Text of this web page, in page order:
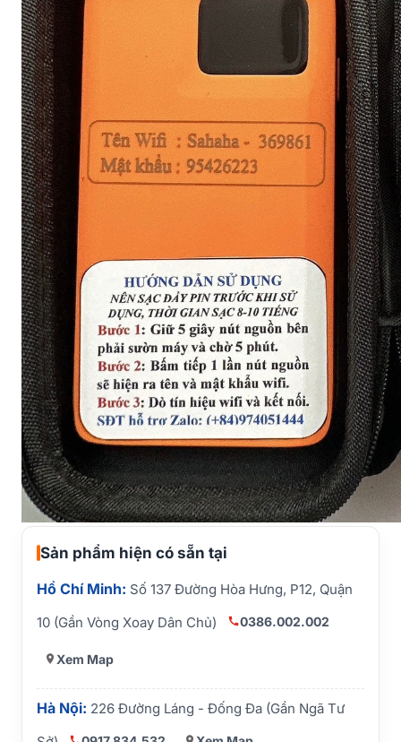
Sản phẩm hiện có sẵn tại
Hồ Chí Minh: Số 137 Đường Hòa Hưng, P12, Quận
10 (Gần Vòng Xoay Dân Chủ)
0386.002.002
Xem Map
Hà Nội: 226 Đường Láng - Đống Đa (Gần Ngã Tư